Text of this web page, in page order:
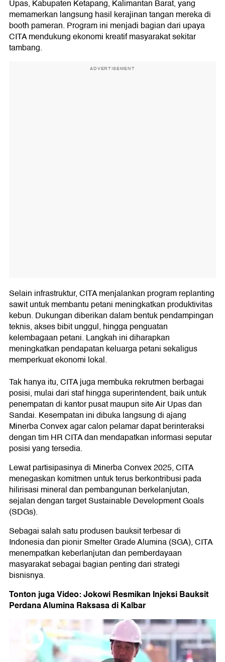
Upas, Kabupaten Ketapang, Kalimantan Barat, yang
memamerkan langsung hasil kerajinan tangan mereka di
booth pameran. Program ini menjadi bagian dari upaya
CITA mendukung ekonomi kreatif masyarakat sekitar
tambang.
ADVERTISEMENT
Selain infrastruktur, CITA menjalankan program replanting
sawit untuk membantu petani meningkatkan produktivitas
kebun. Dukungan diberikan dalam bentuk pendampingan
teknis, akses bibit unggul, hingga penguatan
kelembagaan petani. Langkah ini diharapkan
meningkatkan pendapatan keluarga petani sekaligus
memperkuat ekonomi lokal.
Tak hanya itu, CITA juga membuka rekrutmen berbagai
posisi, mulai dari staf hingga superintendent, baik untuk
penempatan di kantor pusat maupun site Air Upas dan
Sandai. Kesempatan ini dibuka langsung di ajang
Minerba Convex agar calon pelamar dapat berinteraksi
dengan tim HR CITA dan mendapatkan informasi seputar
posisi yang tersedia.
Lewat partisipasinya di Minerba Convex 2025, CITA
menegaskan komitmen untuk terus berkontribusi pada
hilirisasi mineral dan pembangunan berkelanjutan,
sejalan dengan target Sustainable Development Goals
(SDGs).
Sebagai salah satu produsen bauksit terbesar di
Indonesia dan pionir Smelter Grade Alumina (SGA), CITA
menempatkan keberlanjutan dan pemberdayaan
masyarakat sebagai bagian penting dari strategi
bisnisnya.
Tonton juga Video: Jokowi Resmikan Injeksi Bauksit
Perdana Alumina Raksasa di Kalbar